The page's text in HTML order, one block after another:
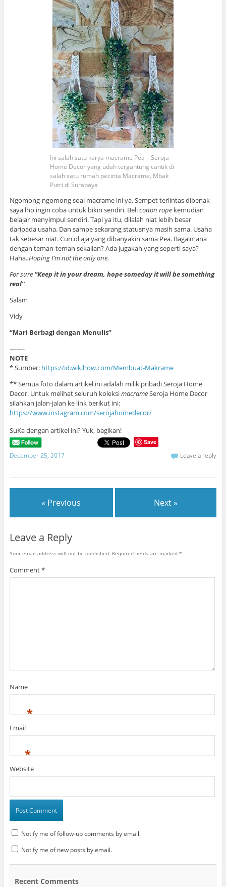
Ini salah satu karya macrame Pea – Seroja
Home Decor yang udah tergantung cantik di
salah satu rumah pecinta Macrame, Mbak
Putri di Surabaya
Ngomong-ngomong soal macrame ini ya. Sempet terlintas dibenak
saya lho ingin coba untuk bikin sendiri. Belicotton ropekemudian
belajar menyimpul sendiri. Tapi ya itu, dilalah niat lebih besar
daripada usaha. Dan sampe sekarang statusnya masih sama. Usaha
tak sebesar niat. Curcol aja yang dibanyakin sama Pea. Bagaimana
dengan teman-teman sekalian? Ada jugakah yang seperti saya?
Haha..Hoping I’m not the only one.
For sure “Keep it in your dream, hope someday it will be something
real”
Salam
Vidy
“Mari Berbagi dengan Menulis”
——-
NOTE
* Sumber: https://id.wikihow.com/Membuat-Makrame
** Semua foto dalam artikel ini adalah milik pribadi Seroja Home
Decor. Untuk melihat seluruh koleksimacrameSeroja Home Decor
silahkan jalan-jalan ke link berikut ini:
https://www.instagram.com/serojahomedecor/
SuKa dengan artikel ini? Yuk, bagikan!
Save
December 25, 2017 Leave a reply
« Previous Next »
Leave a Reply
Your email address will not be published. Required fields are marked *
Comment*
Name
*
Email
*
Website
Notify me of follow-up comments by email.
Notify me of new posts by email.
Recent Comments